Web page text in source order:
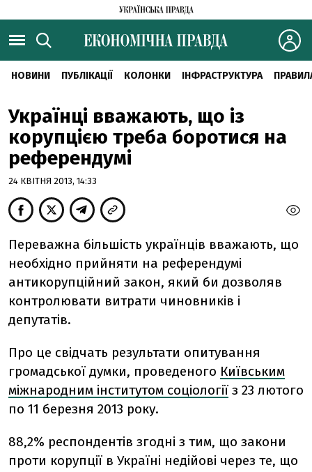
НОВИНИ ПУБЛІКАЦІЇ КОЛОНКИ ІНФРАСТРУКТУРА
Українці вважають, що із
корупцією треба боротися на
референдумі
24 КВІТНЯ 2013, 14:33
Переважна більшість українців вважають, що
необхідно прийняти на референдумі
антикорупційний закон, який би дозволяв
контролювати витрати чиновників і
депутатів.
Про це свідчать результати опитування
громадської думки, проведеного Київським
міжнародним інститутом соціології з 23 лютого
по 11 березня 2013 року.
88,2% респондентів згодні з тим, що закони
проти корупції в Україні недійові через те, що